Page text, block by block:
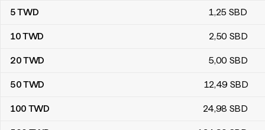
Tabel de conversie dolari noi din Taiwan în dolari din Insulele
5TWD 1,25 SBD
10TWD 2,50 SBD
20TWD 5,00 SBD
50TWD 12,49 SBD
100 TWD 24,98 SBD